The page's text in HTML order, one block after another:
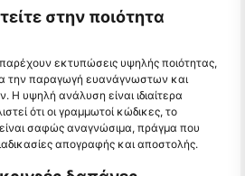
στην ποιότητα
εκτυπώσεις υψηλής ποιότητας,
την παραγωγή ευανάγνωστων και
Η υψηλή ανάλυση είναι ιδιαίτερα
ότι οι γραμμωτοί κώδικες, το
σαφώς αναγνώσιμα, πράγμα που
απογραφής και αποστολής.